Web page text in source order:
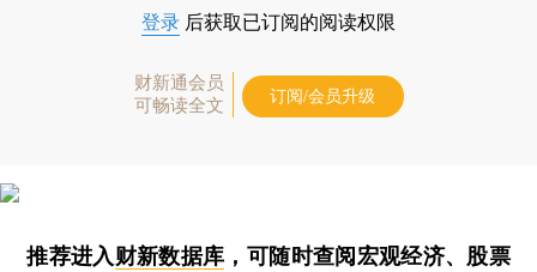
登录 后获取已订阅的阅读权限
财新通会员
可畅读全文
订阅/会员升级
推荐进入财新数据库 ，可随时查阅宏观经济、股票